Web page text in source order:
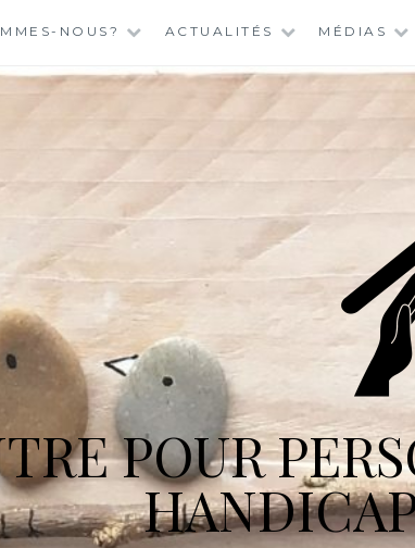
NOUS? ACTUALITÉS MÉDIAS
POUR